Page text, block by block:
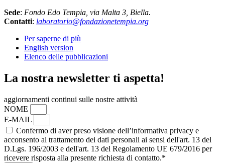
Sede: Fondo Edo Tempia, via Malta 3, Biella.
Contatti: laboratorio@fondazionetempia.org
Per saperne di più
English version
Elenco delle pubblicazioni
La nostra newsletter ti aspetta!
aggiornamenti continui sulle nostre attività
NOME
E-MAIL
Confermo di aver preso visione dell’informativa privacy e
acconsento al trattamento dei dati personali ai sensi dell'art. 13 del
D.Lgs. 196/2003 e dell'art. 13 del Regolamento UE 679/2016 per
ricevere risposta alla presente richiesta di contatto.*